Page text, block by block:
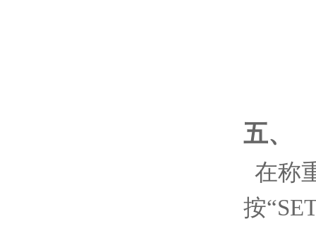
五、
在称
按